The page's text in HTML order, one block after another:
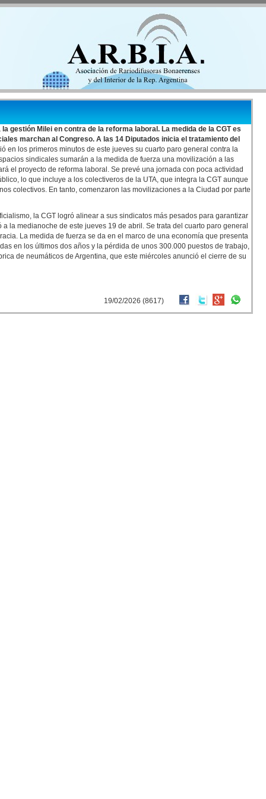
gestión Milei en contra de la reforma laboral. La medida de la CGT es
marchan al Congreso. A las 14 Diputados inicia el tratamiento del
en los primeros minutos de este jueves su cuarto paro general contra la
sindicales sumarán a la medida de fuerza una movilización a las
el proyecto de reforma laboral. Se prevé una jornada con poca actividad
lo que incluye a los colectiveros de la UTA, que integra la CGT aunque
colectivos. En tanto, comenzaron las movilizaciones a la Ciudad por parte
la CGT logró alinear a sus sindicatos más pesados para garantizar
la medianoche de este jueves 19 de abril. Se trata del cuarto paro general
La medida de fuerza se da en el marco de una economía que presenta
en los últimos dos años y la pérdida de unos 300.000 puestos de trabajo,
de neumáticos de Argentina, que este miércoles anunció el cierre de su
19/02/2026 (8617)